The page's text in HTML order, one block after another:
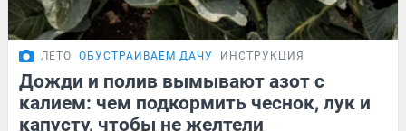
ЛЕТО ОБУСТРАИВАЕМ ДАЧУ ИНСТРУКЦИЯ
Дожди и полив вымывают азот с
калием: чем подкормить чеснок, лук и
капусту, чтобы не желтели